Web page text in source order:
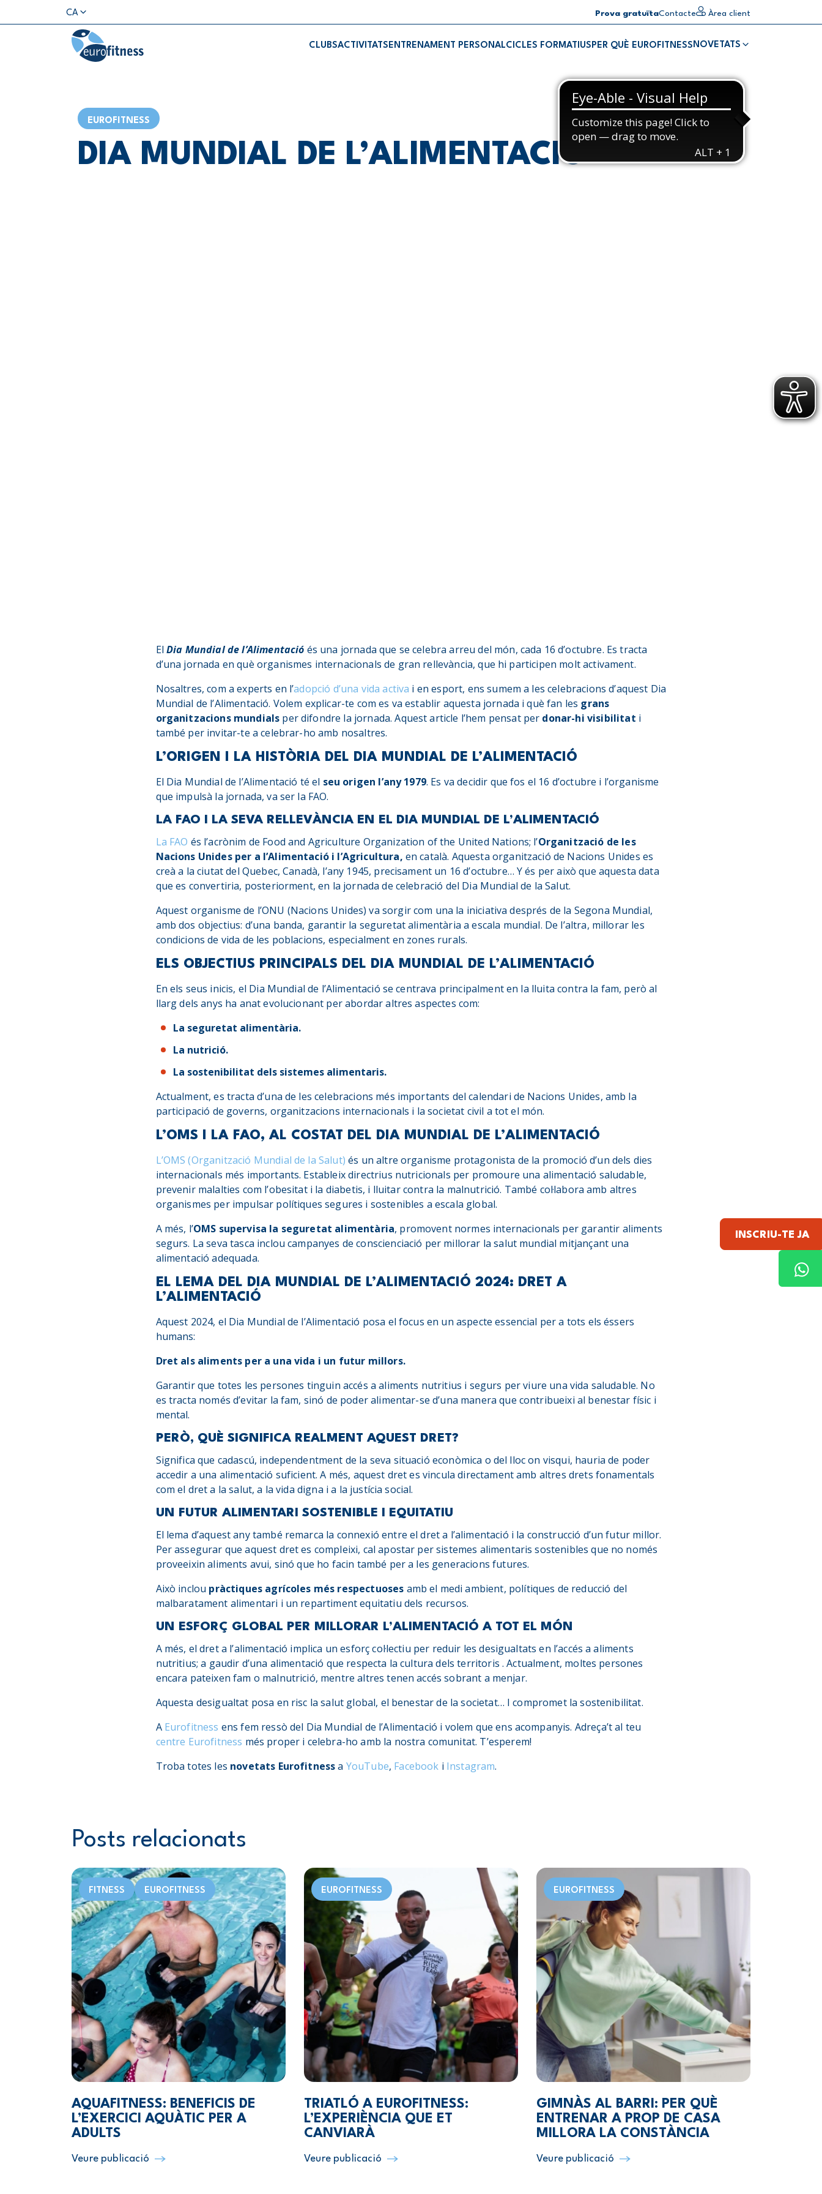
INSCRIU-TE JA
CA Prova gratuïtaContacte Àrea client
CLUBSACTIVITATS ENTRENAMENT PERSONALCICLES FORMATIUS PER QUÈ EUROFITNESS NOVETATS
EUROFITNESS
DIA MUNDIAL DE L’ALIMENTACIÓ
El Dia Mundial de l’Alimentació és una jornada que se celebra arreu del món, cada 16 d’octubre. Es tracta
d’una jornada en què organismes internacionals de gran rellevància, que hi participen molt activament.
Nosaltres, com a experts en l’adopció d’una vida activa i en esport, ens sumem a les celebracions d’aquest Dia
Mundial de l’Alimentació. Volem explicar-te com es va establir aquesta jornada i què fan les grans
organitzacions mundials per difondre la jornada. Aquest article l’hem pensat per donar-hi visibilitat i
també per invitar-te a celebrar-ho amb nosaltres.
L’ORIGEN I LA HISTÒRIA DEL DIA MUNDIAL DE L’ALIMENTACIÓ
El Dia Mundial de l’Alimentació té el seu origen l’any 1979. Es va decidir que fos el 16 d’octubre i l’organisme
que impulsà la jornada, va ser la FAO.
LA FAO I LA SEVA RELLEVÀNCIA EN EL DIA MUNDIAL DE L’ALIMENTACIÓ
La FAO és l’acrònim de Food and Agriculture Organization of the United Nations; l’Organització de les
Nacions Unides per a l’Alimentació i l’Agricultura, en català. Aquesta organització de Nacions Unides es
creà a la ciutat del Quebec, Canadà, l’any 1945, precisament un 16 d’octubre… Y és per això que aquesta data
que es convertiria, posteriorment, en la jornada de celebració del Dia Mundial de la Salut.
Aquest organisme de l’ONU (Nacions Unides) va sorgir com una la iniciativa després de la Segona Mundial,
amb dos objectius: d’una banda, garantir la seguretat alimentària a escala mundial. De l’altra, millorar les
condicions de vida de les poblacions, especialment en zones rurals.
ELS OBJECTIUS PRINCIPALS DEL DIA MUNDIAL DE L’ALIMENTACIÓ
En els seus inicis, el Dia Mundial de l’Alimentació se centrava principalment en la lluita contra la fam, però al
llarg dels anys ha anat evolucionant per abordar altres aspectes com:
La seguretat alimentària.
La nutrició.
La sostenibilitat dels sistemes alimentaris.
Actualment, es tracta d’una de les celebracions més importants del calendari de Nacions Unides, amb la
participació de governs, organitzacions internacionals i la societat civil a tot el món.
L’OMS I LA FAO, AL COSTAT DEL DIA MUNDIAL DE L’ALIMENTACIÓ
L’OMS (Organització Mundial de la Salut) és un altre organisme protagonista de la promoció d’un dels dies
internacionals més importants. Estableix directrius nutricionals per promoure una alimentació saludable,
prevenir malalties com l’obesitat i la diabetis, i lluitar contra la malnutrició. També col·labora amb altres
organismes per impulsar polítiques segures i sostenibles a escala global.
A més, l’OMS supervisa la seguretat alimentària, promovent normes internacionals per garantir aliments
segurs. La seva tasca inclou campanyes de conscienciació per millorar la salut mundial mitjançant una
alimentació adequada.
EL LEMA DEL DIA MUNDIAL DE L’ALIMENTACIÓ 2024: DRET A
L’ALIMENTACIÓ
Aquest 2024, el Dia Mundial de l’Alimentació posa el focus en un aspecte essencial per a tots els éssers
humans:
Dret als aliments per a una vida i un futur millors.
Garantir que totes les persones tinguin accés a aliments nutritius i segurs per viure una vida saludable. No
es tracta només d’evitar la fam, sinó de poder alimentar-se d’una manera que contribueixi al benestar físic i
mental.
PERÒ, QUÈ SIGNIFICA REALMENT AQUEST DRET?
Significa que cadascú, independentment de la seva situació econòmica o del lloc on visqui, hauria de poder
accedir a una alimentació suficient. A més, aquest dret es vincula directament amb altres drets fonamentals
com el dret a la salut, a la vida digna i a la justícia social.
UN FUTUR ALIMENTARI SOSTENIBLE I EQUITATIU
El lema d’aquest any també remarca la connexió entre el dret a l’alimentació i la construcció d’un futur millor.
Per assegurar que aquest dret es compleixi, cal apostar per sistemes alimentaris sostenibles que no només
proveeixin aliments avui, sinó que ho facin també per a les generacions futures.
Això inclou pràctiques agrícoles més respectuoses amb el medi ambient, polítiques de reducció del
malbaratament alimentari i un repartiment equitatiu dels recursos.
UN ESFORÇ GLOBAL PER MILLORAR L’ALIMENTACIÓ A TOT EL MÓN
A més, el dret a l’alimentació implica un esforç col·lectiu per reduir les desigualtats en l’accés a aliments
nutritius; a gaudir d’una alimentació que respecta la cultura dels territoris . Actualment, moltes persones
encara pateixen fam o malnutrició, mentre altres tenen accés sobrant a menjar.
Aquesta desigualtat posa en risc la salut global, el benestar de la societat… I compromet la sostenibilitat.
A Eurofitness ens fem ressò del Dia Mundial de l’Alimentació i volem que ens acompanyis. Adreça’t al teu
centre Eurofitness més proper i celebra-ho amb la nostra comunitat. T’esperem!
Troba totes les novetats Eurofitnessa YouTube, Facebook i Instagram.
Posts relacionats
FITNESS EUROFITNESS
AQUAFITNESS: BENEFICIS DE
L’EXERCICI AQUÀTIC PER A
ADULTS
Veure publicació
EUROFITNESS
TRIATLÓ A EUROFITNESS:
L’EXPERIÈNCIA QUE ET
CANVIARÀ
Veure publicació
EUROFITNESS
GIMNÀS AL BARRI: PER QUÈ
ENTRENAR A PROP DE CASA
MILLORA LA CONSTÀNCIA
Veure publicació